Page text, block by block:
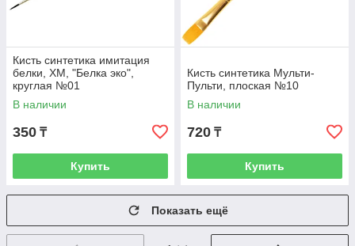
Кисть синтетика имитация
белки, ХМ, "Белка эко",
круглая №01
В наличии
350 ₸
Купить
Кисть синтетика Мульти-
Пульти, плоская №10
В наличии
720 ₸
Купить
Показать ещё